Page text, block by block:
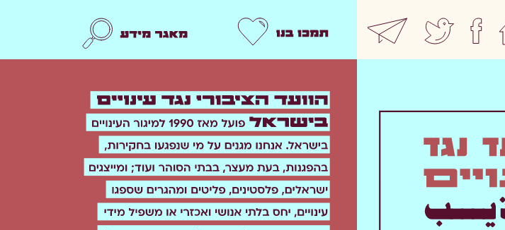
home
facebook
twitter
newsletter תמכו בנו